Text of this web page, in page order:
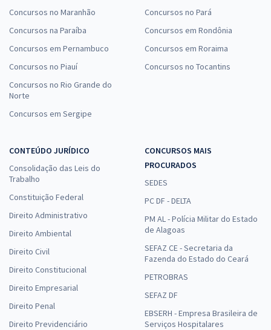
Concursos no Maranhão
Concursos na Paraíba
Concursos em Pernambuco
Concursos no Piauí
Concursos no Rio Grande do
Norte
Concursos em Sergipe
Concursos no Pará
Concursos em Rondônia
Concursos em Roraima
Concursos no Tocantins
CONTEÚDO JURÍDICO
Consolidação das Leis do
Trabalho
Constituição Federal
Direito Administrativo
Direito Ambiental
Direito Civil
Direito Constitucional
Direito Empresarial
Direito Penal
Direito Previdenciário
CONCURSOS MAIS
PROCURADOS
SEDES
PC DF - DELTA
PM AL - Polícia Militar do Estado
de Alagoas
SEFAZ CE - Secretaria da
Fazenda do Estado do Ceará
PETROBRAS
SEFAZ DF
EBSERH - Empresa Brasileira de
Serviços Hospitalares